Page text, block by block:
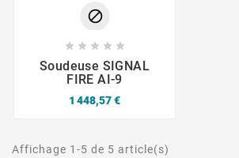

    
Soudeuse SIGNAL
FIRE AI-9
1 448,57 €
Affichage 1-5 de 5 article(s)